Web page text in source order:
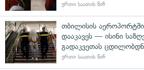
ერთი საათის წინ
თბილისის
დააკავეს — ისინი
გადაკვეთას
ერთი საათის წინ